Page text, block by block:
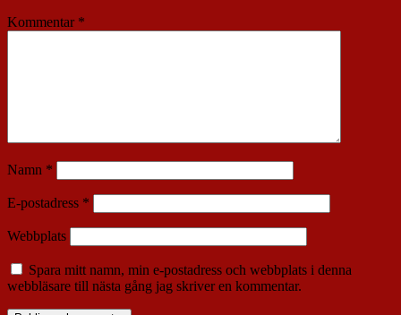
Kommentar *
Namn *
E-postadress *
Webbplats
Spara mitt namn, min e-postadress och webbplats i denna
webbläsare till nästa gång jag skriver en kommentar.